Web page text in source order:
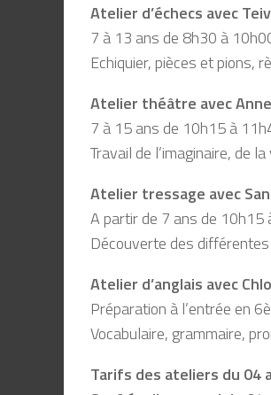
Atelier d’échecs avec
7 à 13 ans de 8h30 à
Echiquier, pièces et pions,
Atelier théâtre avec
7 à 15 ans de 10h15 à
Travail de l’imaginaire, de
Atelier tressage avec
A partir de 7 ans de 10h15
Découverte des
Atelier d’anglais avec
Préparation à l’entrée en
Vocabulaire, grammaire,
Tarifs des ateliers du 04